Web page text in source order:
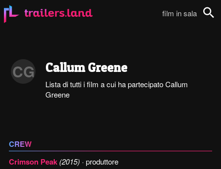
film in sala
CG Callum Greene
Lista di tutti i film a cui ha partecipato Callum
Greene
CREW
Crimson Peak (2015) · produttore